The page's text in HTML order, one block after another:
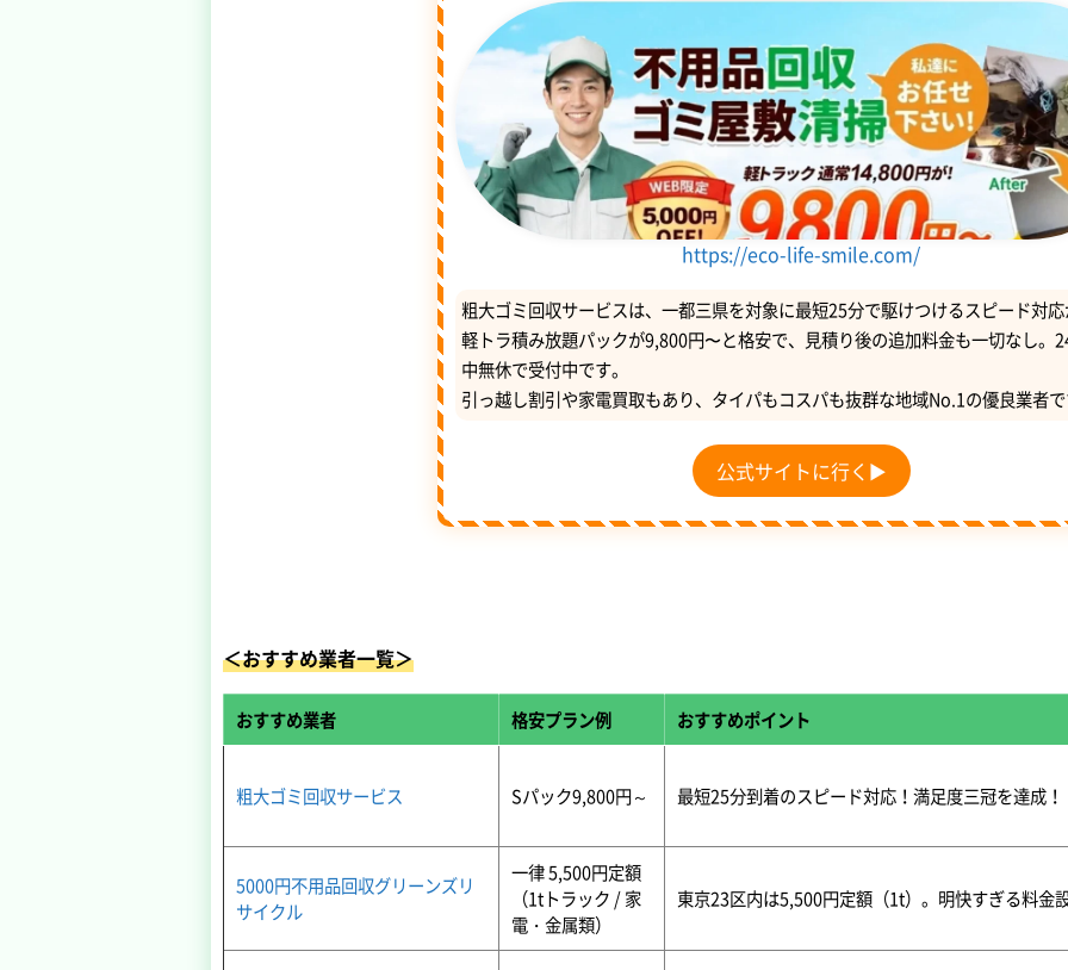
https://eco-life-smile.com/
粗大ゴミ回収サービスは、一都三県を対象に最短25分で駆けつけるスピード対
軽トラ積み放題パックが9,800円〜と格安で、見積り後の追加料金も一切なし。
中無休で受付中です。
引っ越し割引や家電買取もあり、タイパもコスパも抜群な地域No.1の優良業者
公式サイトに行く▶
＜おすすめ業者一覧＞
おすすめ業者 格安プラン例 おすすめポイント
粗大ゴミ回収サービス Sパック9,800円～ 最短25分到着のスピード対応！満足度三冠を達成！
5000円不用品回収グリーンズリ
サイクル
一律 5,500円定額
（1tトラック / 家
電・金属類）
東京23区内は5,500円定額（1t）。明快すぎる料金